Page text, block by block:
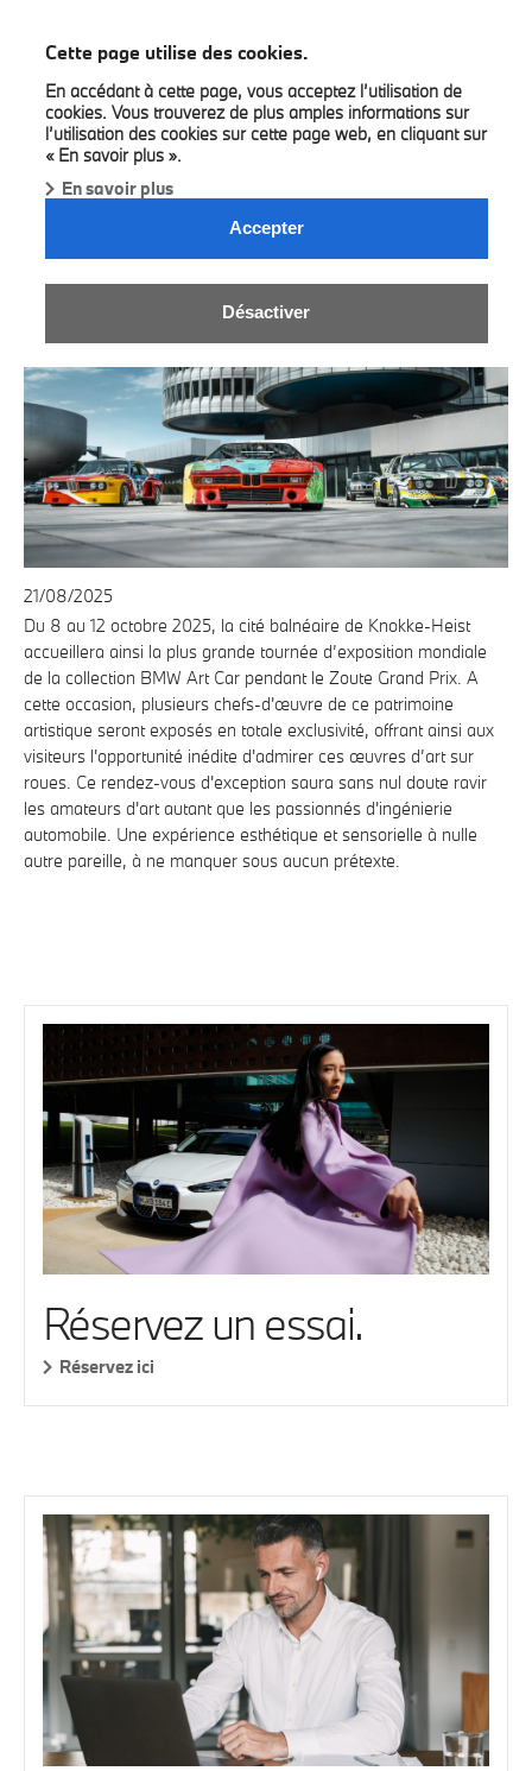
Cette page utilise des cookies.
En accédant à cette page, vous acceptez l’utilisation de
cookies. Vous trouverez de plus amples informations sur
l’utilisation des cookies sur cette page web, en cliquant sur
« En savoir plus ».
En savoir plus
Accepter
Désactiver
ZOUTE GRAND PRIX 2025.
21/08/2025
Du 8 au 12 octobre 2025, la cité balnéaire de Knokke-Heist
accueillera ainsi la plus grande tournée d’exposition mondiale
de la collection BMW Art Car pendant le Zoute Grand Prix. A
cette occasion, plusieurs chefs-d'œuvre de ce patrimoine
artistique seront exposés en totale exclusivité, offrant ainsi aux
visiteurs l'opportunité inédite d'admirer ces œuvres d’art sur
roues. Ce rendez-vous d'exception saura sans nul doute ravir
les amateurs d'art autant que les passionnés d'ingénierie
automobile. Une expérience esthétique et sensorielle à nulle
autre pareille, à ne manquer sous aucun prétexte.
Réservez un essai.
Réservez ici